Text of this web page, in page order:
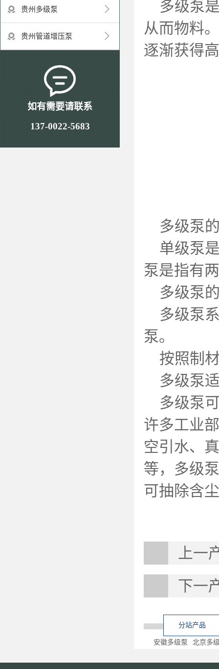
贵州多级泵
贵州管道增压泵
如有需要请联系
137-0022-5683
多级泵是
从而物料
逐渐获得
多级泵
单级泵是
泵是指有
多级泵
多级泵系
泵。
按照制材
多级泵
多级泵可
许多工业
空引水、
等，多级
可抽除含
上一
下一
分站产品
安徽多级泵 北京多